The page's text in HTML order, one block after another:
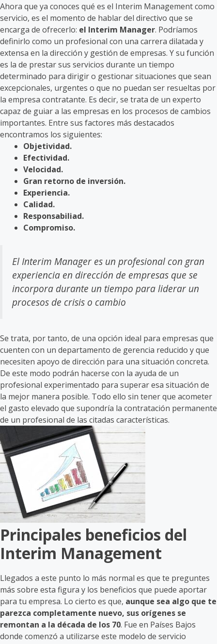
Ahora que ya conoces qué es el Interim Management como
servicio, es el momento de hablar del directivo que se
encarga de ofrecerlo: el Interim Manager. Podríamos
definirlo como un profesional con una carrera dilatada y
extensa en la dirección y gestión de empresas. Y su función
es la de prestar sus servicios durante un tiempo
determinado para dirigir o gestionar situaciones que sean
excepcionales, urgentes o que no puedan ser resueltas por
la empresa contratante. Es decir, se trata de un experto
capaz de guiar a las empresas en los procesos de cambios
importantes. Entre sus factores más destacados
encontramos los siguientes:
Objetividad.
Efectividad.
Velocidad.
Gran retorno de inversión.
Experiencia.
Calidad.
Responsabiliad.
Compromiso.
El Interim Manager es un profesional con gran
experiencia en dirección de empresas que se
incorpora durante un tiempo para liderar un
procesos de crisis o cambio
Se trata, por tanto, de una opción ideal para empresas que
cuenten con un departamento de gerencia reducido y que
necesiten apoyo de dirección para una situación concreta.
De este modo podrán hacerse con la ayuda de un
profesional experimentado para superar esa situación de
la mejor manera posible. Todo ello sin tener que acometer
el gasto elevado que supondría la contratación permanente
de un profesional de las citadas características.
Principales beneficios del
Interim Management
Llegados a este punto lo más normal es que te preguntes
más sobre esta figura y los beneficios que puede aportar
para tu empresa. Lo cierto es que, aunque sea algo que te
parezca completamente nuevo, sus orígenes se
remontan a la década de los 70. Fue en Países Bajos
donde comenzó a utilizarse este modelo de servicio